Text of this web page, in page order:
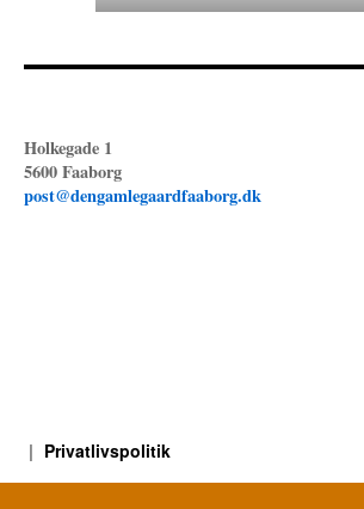
Holkegade 1
5600 Faaborg
post@dengamlegaardfaaborg.dk
Privatlivspolitik